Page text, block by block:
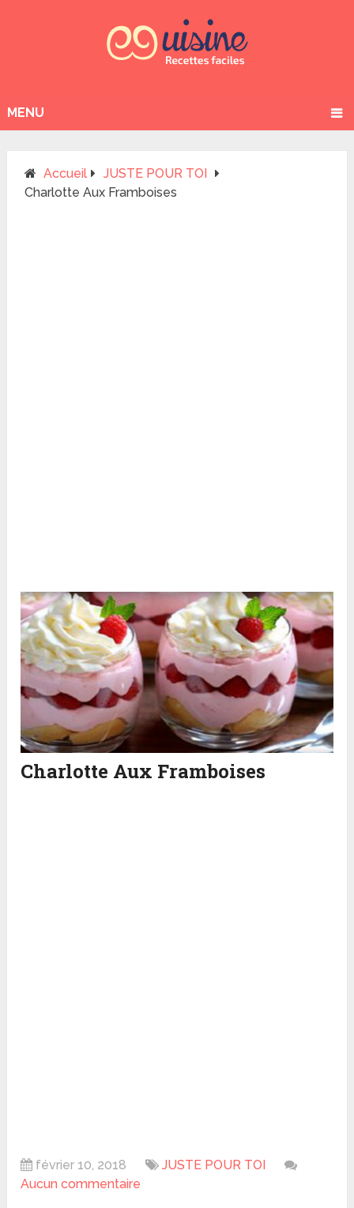
MENU
Accueil
JUSTE POUR TOI
Charlotte Aux Framboises
Charlotte Aux Framboises
février 10, 2018
JUSTE POUR TOI
Aucun commentaire